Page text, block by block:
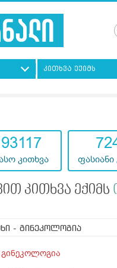
კითხვა ექიმს
კითხვა ფასიანი
კითხვა ექიმს
- გინეკოლოგია
გინეკოლოგია